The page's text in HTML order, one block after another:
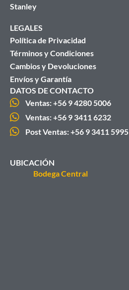
Stanley
LEGALES
Política de Privacidad
Términos y Condiciones
Cambios y Devoluciones
Envíos y Garantía
DATOS DE CONTACTO
Ventas: +56 9 4280 5006
Ventas: +56 9 3411 6232
Post Ventas: +56 9 3411 5995
UBICACIÓN
Bodega Central